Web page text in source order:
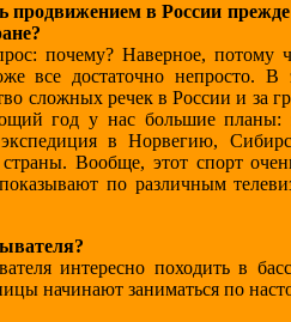
продвижением в России
почему? Наверное, потому
все достаточно непросто.
сложных речек в России и за
год у нас большие планы:
экспедиция в Норвегию,
Вообще, этот спорт
по различным
интересно походить в
начинают заниматься по